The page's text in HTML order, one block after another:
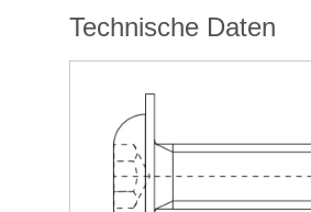
Technische Daten